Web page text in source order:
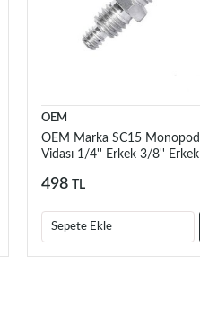
OEM
OEM Marka SC15 Monopod
Vidası 1/4'' Erkek 3/8'' Erkek
498 TL
Sepete Ekle